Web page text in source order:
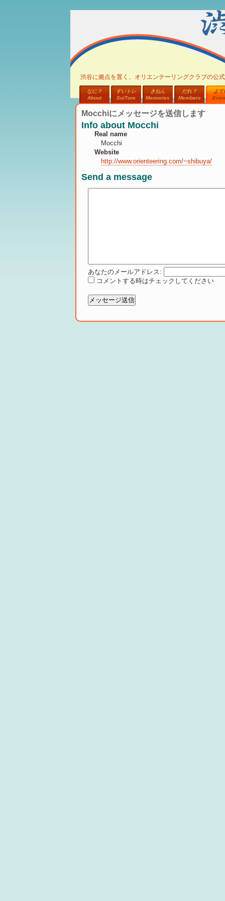
渋谷に拠点を置く、オリエンテーリングクラブの公
なに？
About
すいトレ
SuiTore
きねん
Memories
だれ？
Members
よて
Mocchiにメッセージを送信します
Info about Mocchi
Real name
Mocchi
Website
http://www.orienteering.com/~shibuya/
Send a message
あなたのメールアドレス:
コメントする時はチェックしてください